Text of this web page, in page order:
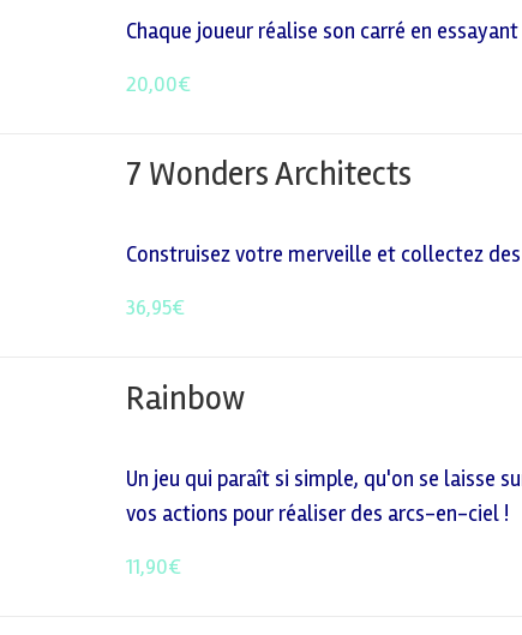
Chaque joueur réalise son carré en
20,00€
7 Wonders Architects
Construisez votre merveille et collectez
36,95€
Rainbow
Un jeu qui paraît si simple, qu'on se laisse
vos actions pour réaliser des arcs-en-ciel !
11,90€